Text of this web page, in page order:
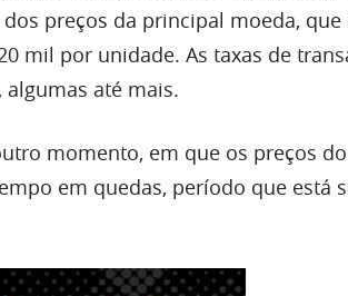
preços da principal moeda, que
mil por unidade. As taxas de
algumas até mais.
momento, em que os preços
em quedas, período que está